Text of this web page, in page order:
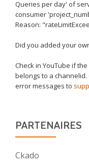
Queries per day' of
consumer
Reason:
Did you added your
Check in YouTube if the
belongs to a channelid.
error messages to
PARTENAIRES
Ckado